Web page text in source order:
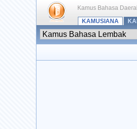
Kamus Bahasa
KAMUSIANA